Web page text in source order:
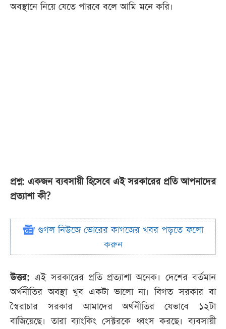
অবস্থানে নিয়ে যেতে পারবে বলে আমি মনে করি।
প্রশ্ন: একজন ব্যবসায়ী হিসেবে এই সরকারের প্রতি আপনাদের
প্রত্যাশা কী?
গুগল নিউজে ভোরের কাগজের খবর পড়তে ফলো
করুন
উত্তর: এই সরকারের প্রতি প্রত্যাশা অনেক। দেশের বর্তমান
অর্থনীতির অবস্থা খুব একটা ভালো না। বিগত সরকার বা
স্বৈরাচার সরকার আমাদের অর্থনীতির যেভাবে ১২টা
বাজিয়েছে। তারা ব্যাংকিং সেক্টরকে ধ্বংস করছে। ব্যবসায়ী